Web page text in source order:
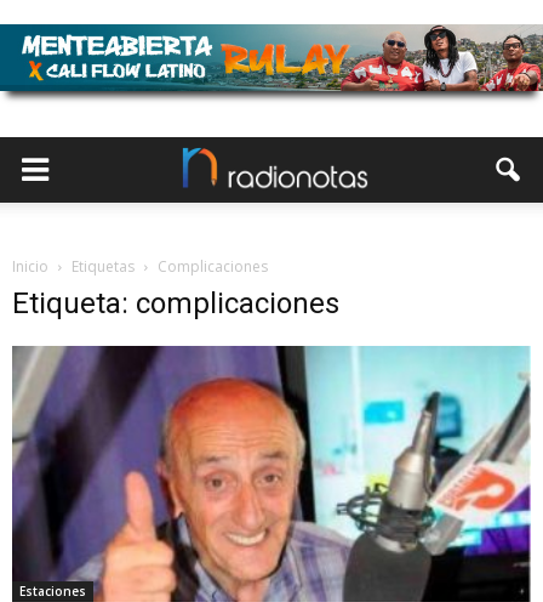
Inicio Etiquetas Complicaciones
Etiqueta: complicaciones
Estaciones